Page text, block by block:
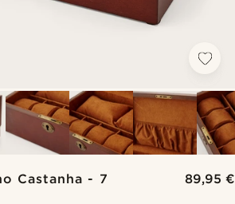
Castanha - 7
89,95 €